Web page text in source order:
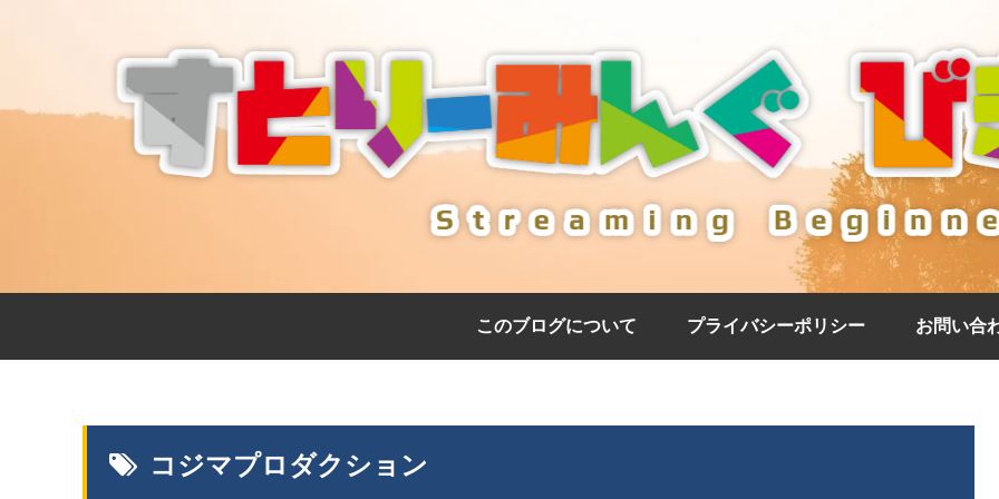
このブログについて プライバシーポリシー お問い合
コジマプロダクション